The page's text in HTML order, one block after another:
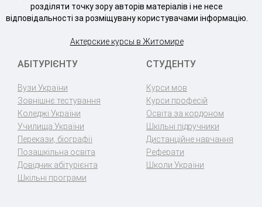
розділяти точку зору авторів матеріалів і не несе
відповідальності за розміщувану користувачами інформацію.
Актерские курсы в Житомире
АБІТУРІЄНТУ
Вузи України
Зовнішнє тестування
Коледжі України
Училища України
Перекази, біографії
Позашкільна освіта
Довідник абітурієнта
Шкільні програми
СТУДЕНТУ
Курси мов
Курси професій
Освіта за кордоном
Шкільні підручники
Дистанційне навчання
Реферати
Школи України